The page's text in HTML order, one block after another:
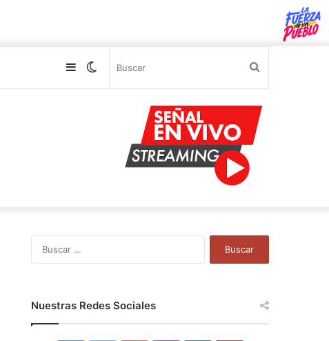
Switch
Sidebar
Nuestras Redes Sociales